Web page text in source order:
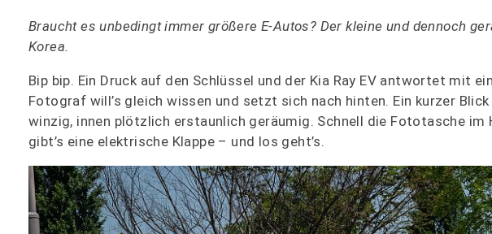
Braucht es unbedingt immer größere E-Autos? Der kleine und dennoch
Korea.
Bip bip. Ein Druck auf den Schlüssel und der Kia Ray EV antwortet mit
Fotograf will’s gleich wissen und setzt sich nach hinten. Ein kurzer
winzig, innen plötzlich erstaunlich geräumig. Schnell die Fototasche
gibt’s eine elektrische Klappe – und los geht’s.